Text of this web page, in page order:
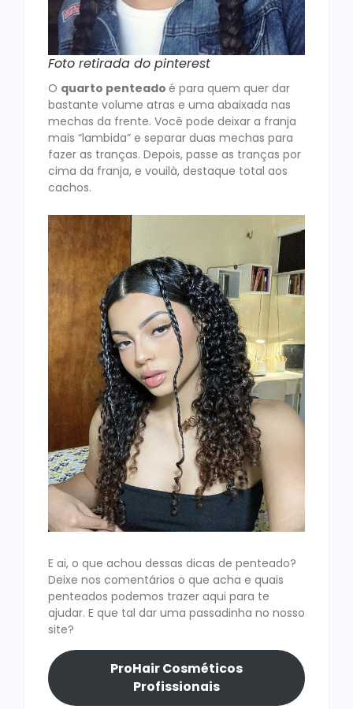
Foto retirada do pinterest
O quarto penteado é para quem quer dar
bastante volume atras e uma abaixada nas
mechas da frente. Você pode deixar a franja
mais “lambida” e separar duas mechas para
fazer as tranças. Depois, passe as tranças por
cima da franja, e vouilà, destaque total aos
cachos.
E ai, o que achou dessas dicas de penteado?
Deixe nos comentários o que acha e quais
penteados podemos trazer aqui para te
ajudar. E que tal dar uma passadinha no nosso
site?
ProHair Cosméticos
Profissionais